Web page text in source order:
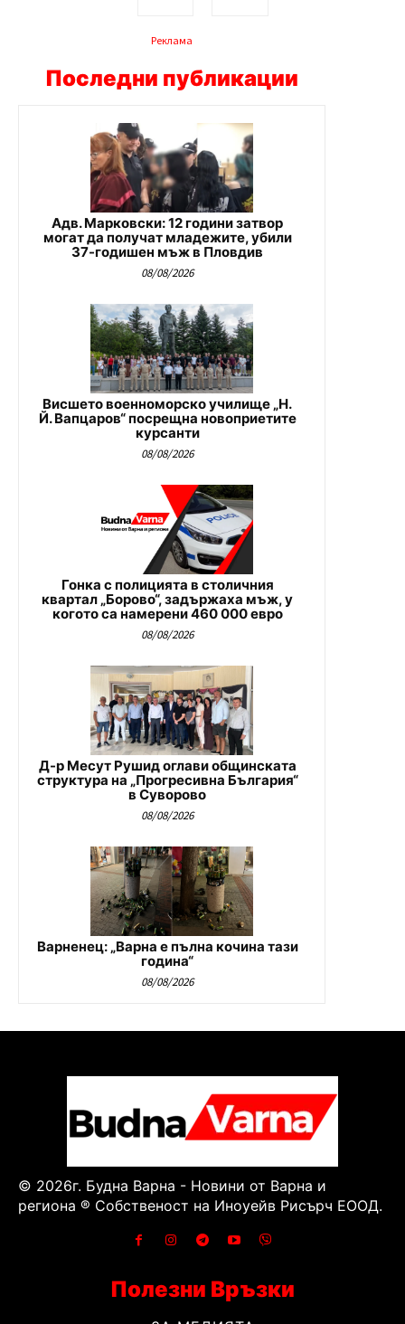
Реклама
Последни публикации
Адв. Марковски: 12 години затвор
могат да получат младежите, убили
37-годишен мъж в Пловдив
08/08/2026
Висшето военноморско училище „Н.
Й. Вапцаров“ посрещна новоприетите
курсанти
08/08/2026
Гонка с полицията в столичния
квартал „Борово“, задържаха мъж, у
когото са намерени 460 000 евро
08/08/2026
Д-р Месут Рушид оглави общинската
структура на „Прогресивна България“
в Суворово
08/08/2026
Варненец: „Варна е пълна кочина тази
година“
08/08/2026
© 2026г. Будна Варна - Новини от Варна и
региона ® Собственост на Иноуейв Рисърч ЕООД.
Полезни Връзки